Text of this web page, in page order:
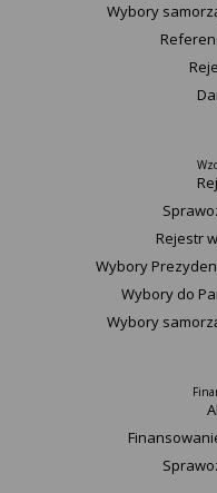
Wybory
Rejestr
Wybory
Wybory do
Wybory